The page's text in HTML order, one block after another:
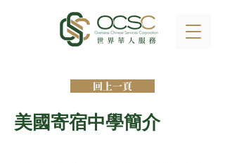
回上一頁
美國寄宿中學簡介